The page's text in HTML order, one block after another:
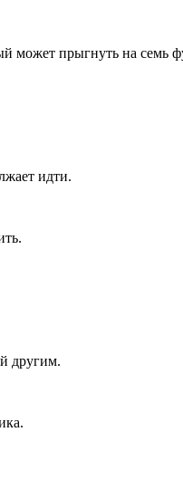
может прыгнуть на семь
идти.
другим.